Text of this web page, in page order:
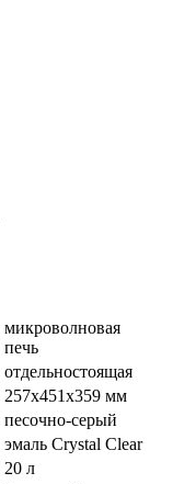
микроволновая
печь
отдельностоящая
257х451х359 мм
песочно-серый
эмаль Crystal Clear
20 л